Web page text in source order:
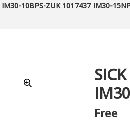
10BPS-ZUK 1017437 IM30-
Free